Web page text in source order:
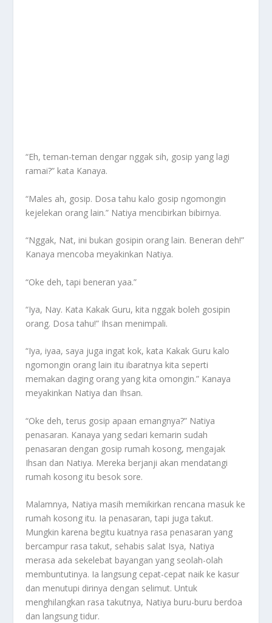
“Eh, teman-teman dengar nggak sih, gosip yang lagi
ramai?” kata Kanaya.
“Males ah, gosip. Dosa tahu kalo gosip ngomongin
kejelekan orang lain.” Natiya mencibirkan bibirnya.
“Nggak, Nat, ini bukan gosipin orang lain. Beneran deh!”
Kanaya mencoba meyakinkan Natiya.
“Oke deh, tapi beneran yaa.”
“Iya, Nay. Kata Kakak Guru, kita nggak boleh gosipin
orang. Dosa tahu!” Ihsan menimpali.
“Iya, iyaa, saya juga ingat kok, kata Kakak Guru kalo
ngomongin orang lain itu ibaratnya kita seperti
memakan daging orang yang kita omongin.” Kanaya
meyakinkan Natiya dan Ihsan.
“Oke deh, terus gosip apaan emangnya?” Natiya
penasaran. Kanaya yang sedari kemarin sudah
penasaran dengan gosip rumah kosong, mengajak
Ihsan dan Natiya. Mereka berjanji akan mendatangi
rumah kosong itu besok sore.
Malamnya, Natiya masih memikirkan rencana masuk ke
rumah kosong itu. Ia penasaran, tapi juga takut.
Mungkin karena begitu kuatnya rasa penasaran yang
bercampur rasa takut, sehabis salat Isya, Natiya
merasa ada sekelebat bayangan yang seolah-olah
membuntutinya. Ia langsung cepat-cepat naik ke kasur
dan menutupi dirinya dengan selimut. Untuk
menghilangkan rasa takutnya, Natiya buru-buru berdoa
dan langsung tidur.